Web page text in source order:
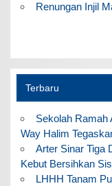
Renungan Injil
Terbaru
Sekolah Ramah
Way Halim
Arter Sinar Tiga
Kebut Bersihkan
LHHH Tanam